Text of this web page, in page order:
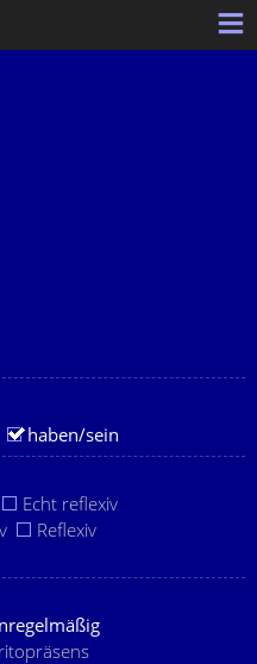
haben/sein
Echt reflexiv
Reflexiv